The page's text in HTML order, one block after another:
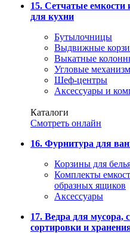
15. Сетчатые
для кухни
Бутылочницы
Выдвижные
Выкатные
Угловые
Шеф-центры
Аксессуары и
Каталоги
Смотреть онлайн
16. Фурнитура для
Корзины для
Комплекты
образных ящиков
Аксессуары
17. Ведра для мусора,
сортировки и